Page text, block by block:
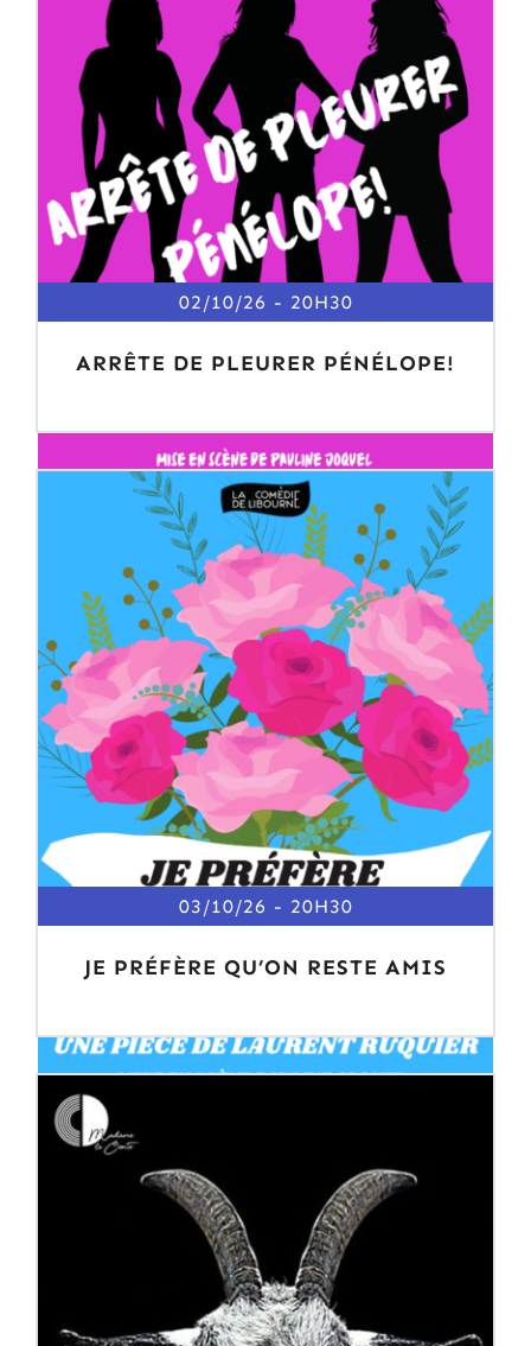
02/10/26 20H30
ARRÊTE DE PLEURER PÉNÉLOPE!
03/10/26 20H30
JE PRÉFÈRE QU’ON RESTE AMIS